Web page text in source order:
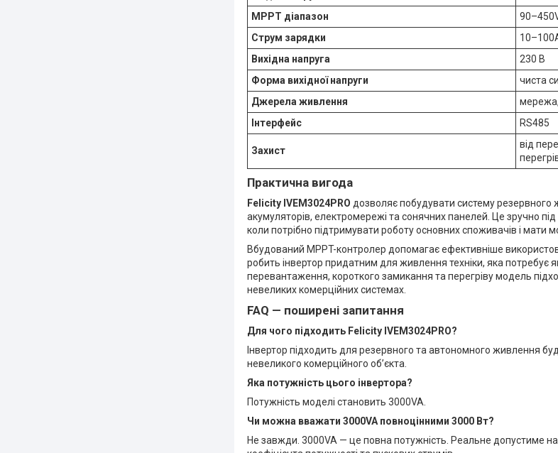
MPPT діапазон
Струм зарядки
Вихідна напруга
230 В
Форма вихідної напруги
чиста
Джерела живлення
мережа,
Інтерфейс
RS485
Захист
від
Практична вигода
Felicity IVEM3024PRO дозволяє побудувати систему
акумуляторів, електромережі та сонячних панелей. Це зручно
коли потрібно підтримувати роботу основних споживачів і мати
Вбудований MPPT-контролер допомагає ефективніше
робить інвертор придатним для живлення техніки, яка потребує
перевантаження, короткого замикання та перегріву модель
невеликих комерційних системах.
FAQ — поширені запитання
Для чого підходить Felicity IVEM3024PRO?
Інвертор підходить для резервного та автономного живлення
невеликого комерційного об’єкта.
Яка потужність цього інвертора?
Потужність моделі становить 3000VA.
Чи можна вважати 3000VA повноцінними 3000 Вт?
Не завжди. 3000VA — це повна потужність. Реальне допустиме